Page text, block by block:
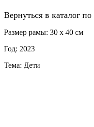
Вернуться в каталог
Размер рамы: 30 x 40 см
Год: 2023
Тема: Дети